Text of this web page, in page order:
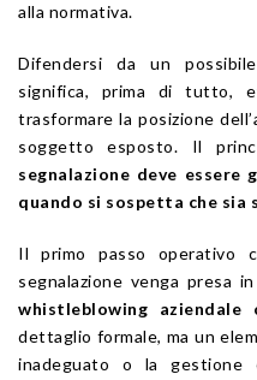
alla normativa.
Difendersi da un
significa, prima di tutto,
trasformare la posizione
soggetto esposto. Il
segnalazione deve
quando si sospetta che sia
Il primo passo operativo
segnalazione venga presa
whistleblowing aziendale
dettaglio formale, ma un
inadeguato o la gestione